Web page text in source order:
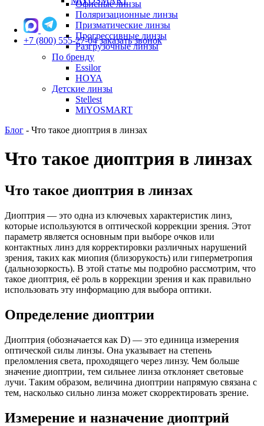
Офисные линзы
Поляризационные линзы
Призматические линзы
Прогрессивные линзы
Разгрузочные линзы
По бренду
Essilor
HOYA
Детские линзы
Stellest
MiYOSMART
+7 (800) 555-27-04 заказать звонок
Блог - Что такое диоптрия в линзах
Что такое диоптрия в линзах
Что такое диоптрия в линзах
Диоптрия — это одна из ключевых характеристик линз,
которые используются в оптической коррекции зрения. Этот
параметр является основным при выборе очков или
контактных линз для корректировки различных нарушений
зрения, таких как миопия (близорукость) или гиперметропия
(дальнозоркость). В этой статье мы подробно рассмотрим, что
такое диоптрия, её роль в коррекции зрения и как правильно
использовать эту информацию для выбора оптики.
Определение диоптрии
Диоптрия (обозначается как D) — это единица измерения
оптической силы линзы. Она указывает на степень
преломления света, проходящего через линзу. Чем больше
значение диоптрии, тем сильнее линза отклоняет световые
лучи. Таким образом, величина диоптрии напрямую связана с
тем, насколько сильно линза может скорректировать зрение.
Измерение и назначение диоптрий